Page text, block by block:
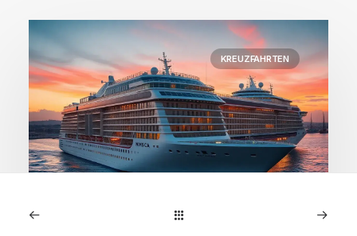
KREUZFAHRTEN